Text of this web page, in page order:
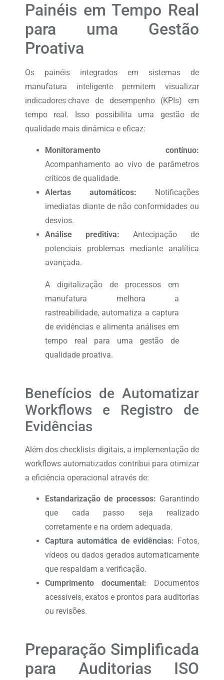
Painéis em Tempo Real
para uma Gestão
Proativa
Os painéis integrados em sistemas de
manufatura inteligente permitem visualizar
indicadores-chave de desempenho (KPIs) em
tempo real. Isso possibilita uma gestão de
qualidade mais dinâmica e eficaz:
Monitoramento contínuo:
Acompanhamento ao vivo de parâmetros
críticos de qualidade.
Alertas automáticos: Notificações
imediatas diante de não conformidades ou
desvios.
Análise preditiva: Antecipação de
potenciais problemas mediante analítica
avançada.
A digitalização de processos em
manufatura melhora a
rastreabilidade, automatiza a captura
de evidências e alimenta análises em
tempo real para uma gestão de
qualidade proativa.
Benefícios de Automatizar
Workflows e Registro de
Evidências
Além dos checklists digitais, a implementação de
workflows automatizados contribui para otimizar
a eficiência operacional através de:
Estandarização de processos: Garantindo
que cada passo seja realizado
corretamente e na ordem adequada.
Captura automática de evidências: Fotos,
vídeos ou dados gerados automaticamente
que respaldam a verificação.
Cumprimento documental: Documentos
acessíveis, exatos e prontos para auditorias
ou revisões.
Preparação Simplificada
para Auditorias ISO